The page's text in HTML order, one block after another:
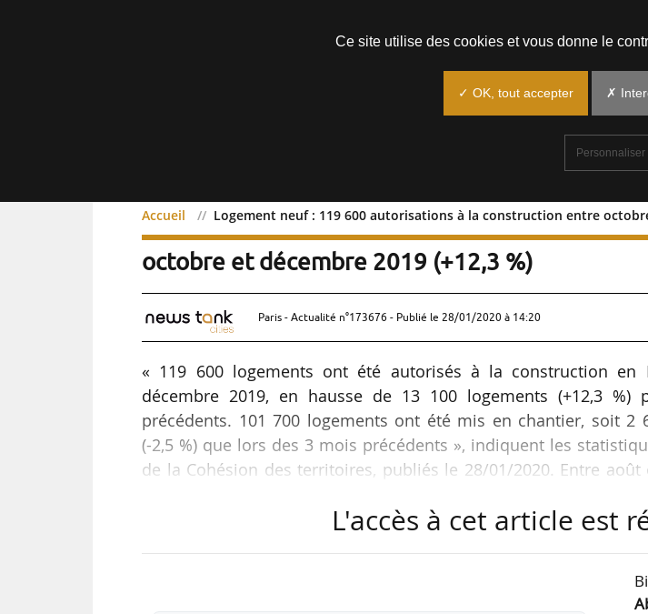
Accueil Logement neuf : 119 600 autorisations à la construction entre
Logement neuf : 119 600 autorisations à la
octobre et décembre 2019 (+12,3 %)
Paris - Actualité n°173676 - Publié le 28/01/2020 à 14:20
« 119 600 logements ont été autorisés à la construction en
décembre 2019, en hausse de 13 100 logements (+12,3
précédents. 101 700 logements ont été mis en chantier, soit 2
(-2,5 %) que lors des 3 mois précédents », indiquent les
de la Cohésion des territoires, publiés le 28/01/2020. Entre août
période en 2018. 89 100 logements avaient été mis en chantier (-
logements mis en chantier (-1 %) par rapport à 2018, selon les
L'accès à cet article est
Ce site utilise des cookies et vous donne le
✓ OK, tout accepter ✗
Personnaliser